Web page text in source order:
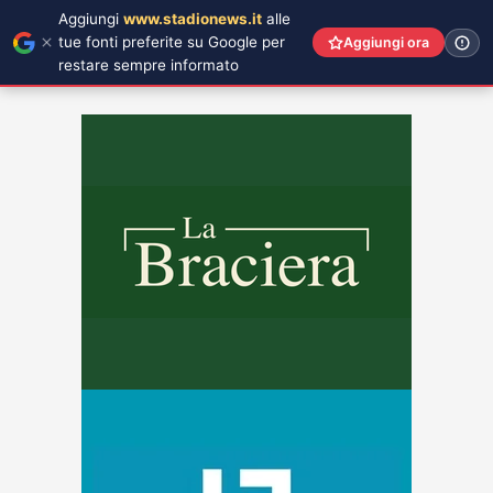
Aggiungi www.stadionews.it alle
tue fonti preferite su Google per
restare sempre informato
Aggiungi ora